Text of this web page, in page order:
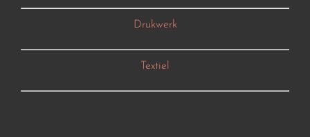
Drukwerk
Textiel